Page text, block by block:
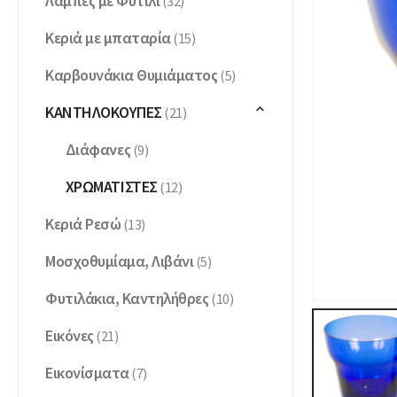
Κεριά με μπαταρία(15)
Καρβουνάκια Θυμιάματος (5)
ΚΑΝΤΗΛΌΚΟΥΠΕΣ (21)
Διάφανες (9)
ΧΡΩΜΑΤΙΣΤΈΣ (12)
Κεριά Ρεσώ (13)
Μοσχοθυμίαμα, Λιβάνι(5)
Φυτιλάκια, Καντηλήθρες (10)
Εικόνες (21)
Εικονίσματα(7)